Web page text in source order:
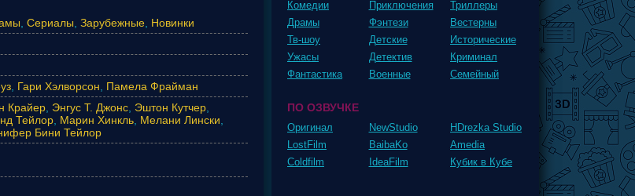
Сериалы Зарубежные Новинки
Гари Хэлворсон
Памела Фрайман
Крайер Энгус Т. Джонс Эштон Кутчер
Тейлор Марин Хинкль Мелани Лински
Бини Тейлор
Комедии
Драмы
Приключения
Фэнтези
Триллеры
Вестерны
Тв-шоу
Ужасы
Фантастика
Детские
Детектив
Военные
Исторические
Криминал
Семейный
ПО ОЗВУЧКЕ
Оригинал
LostFilm
Coldfilm
NewStudio
BaibaKo
IdeaFilm
HDrezka Studio
Amedia
Кубик в Кубе